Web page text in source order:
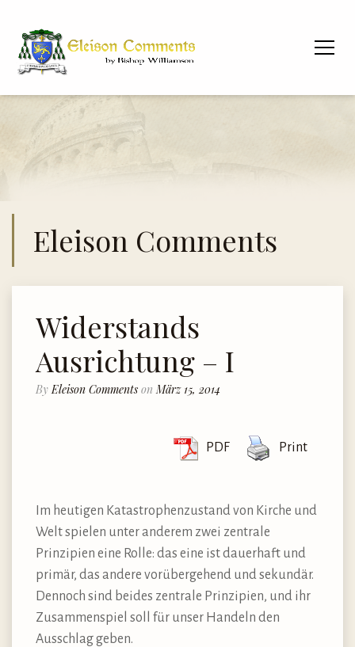
Eleison Comments
Widerstands
Ausrichtung – I
By Eleison Comments on März 15, 2014
PDF Print
Im heutigen Katastrophenzustand von Kirche und
Welt spielen unter anderem zwei zentrale
Prinzipien eine Rolle: das eine ist dauerhaft und
primär, das andere vorübergehend und sekundär.
Dennoch sind beides zentrale Prinzipien, und ihr
Zusammenspiel soll für unser Handeln den
Ausschlag geben.